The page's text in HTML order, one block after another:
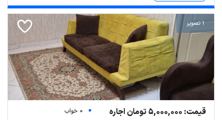
1 تصویر
قیمت: 5,000,000 تومان اجاره
0 خواب